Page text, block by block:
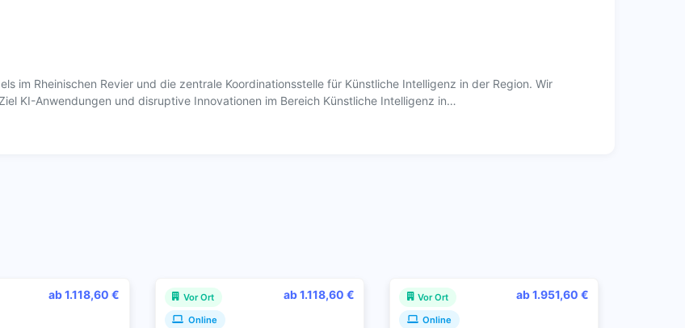
im Rheinischen Revier und die zentrale Koordinationsstelle für Künstliche Intelligenz in der Region. Wir
KI-Anwendungen und disruptive Innovationen im Bereich Künstliche Intelligenz in…
ab 1.118,60 €
Vor Ort
Online
ab 1.118,60 €
Vor Ort
Online
ab 1.951,60 €